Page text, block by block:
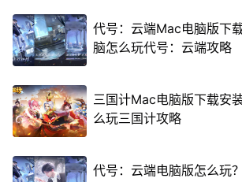
代号：云端Mac电脑版下
脑怎么玩代号：云端攻略
三国计Mac电脑版下载安
么玩三国计攻略
代号：云端电脑版怎么玩